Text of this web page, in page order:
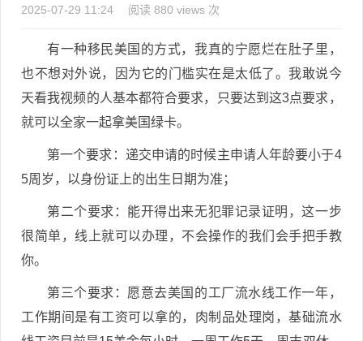
2025-07-29 11:24 阅读 880 views 次
有一种移民美国的方式，我真的宁愿烂在肚子里，
也不想对外说，因为它的门槛实在是太低了。我敢说今
天看我视频的人基本都符合要求，只要达到这3点要求，
就可以全家一起拿美国绿卡。
第一个要求：递交申请的时候主申请人年龄要小于4
5周岁，以身份证上的出生日期为准；
第二个要求：能开得出来无犯罪记录证明，这一步
很简单，线上就可以办理，不会操作的我们会手把手教
你。
第三个要求：愿意去美国的工厂流水线工作一年，
工作期间是有工资可以拿的，肉制品处理岗，基础流水